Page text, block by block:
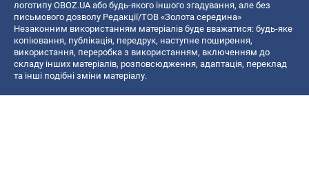
логотипу OBOZ.UA або будь-якого іншого згадування, але без
письмового дозволу Редакції/ТОВ «Золота середина»
Незаконним використанням матеріалів буде вважатися: будь-яке
копiювання, публiкацiя, передрук, наступне поширення,
використання, переробка з використанням, включенням до
складу інших матеріалів, розповсюдження, адаптація, переклад
та інші подібні зміни матеріалу.